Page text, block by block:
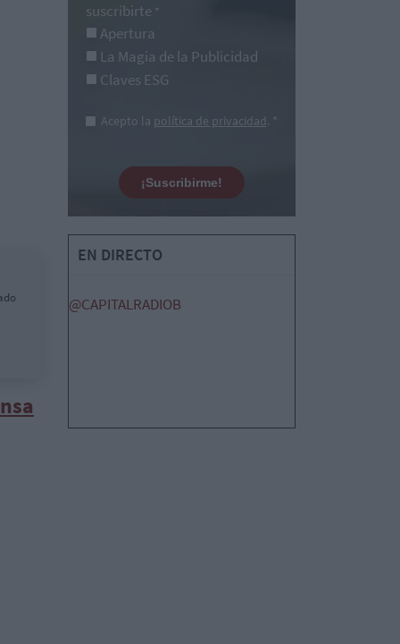
suscribirte *
Apertura
La Magia de la Publicidad
Claves ESG
Acepto la política de privacidad. *
¡Suscribirme!
EN DIRECTO
@CAPITALRADIOB